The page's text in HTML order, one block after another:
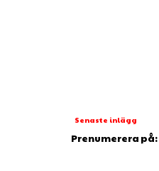
Senaste inlägg
Prenumerera på: